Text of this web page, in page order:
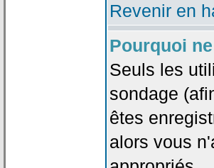
Revenir en
Pourquoi
Seuls les
sondage
êtes
alors vous